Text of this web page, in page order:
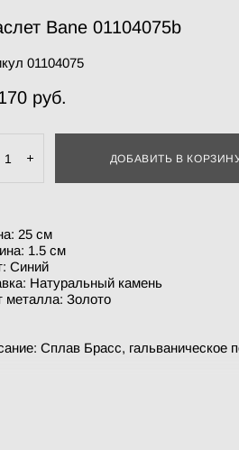
Bane 01104075b
01104075
pуб.
ДОБАВИТЬ В
25 см
1.5 см
Синий
Натуральный камень
металла: Золото
Сплав Брасс, гальваническое